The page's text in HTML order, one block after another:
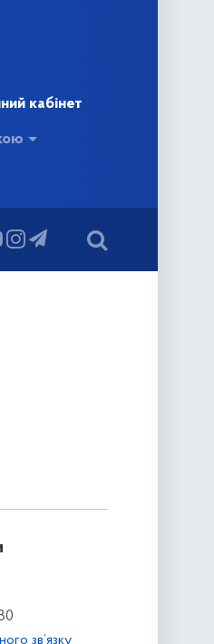
кабінет
зв’язку